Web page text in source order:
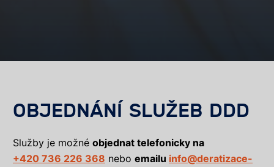
OBJEDNÁNÍ SLUŽEB DDD
Služby je možné objednat telefonicky na
+420 736 226 368 nebo emailu info@deratizace-